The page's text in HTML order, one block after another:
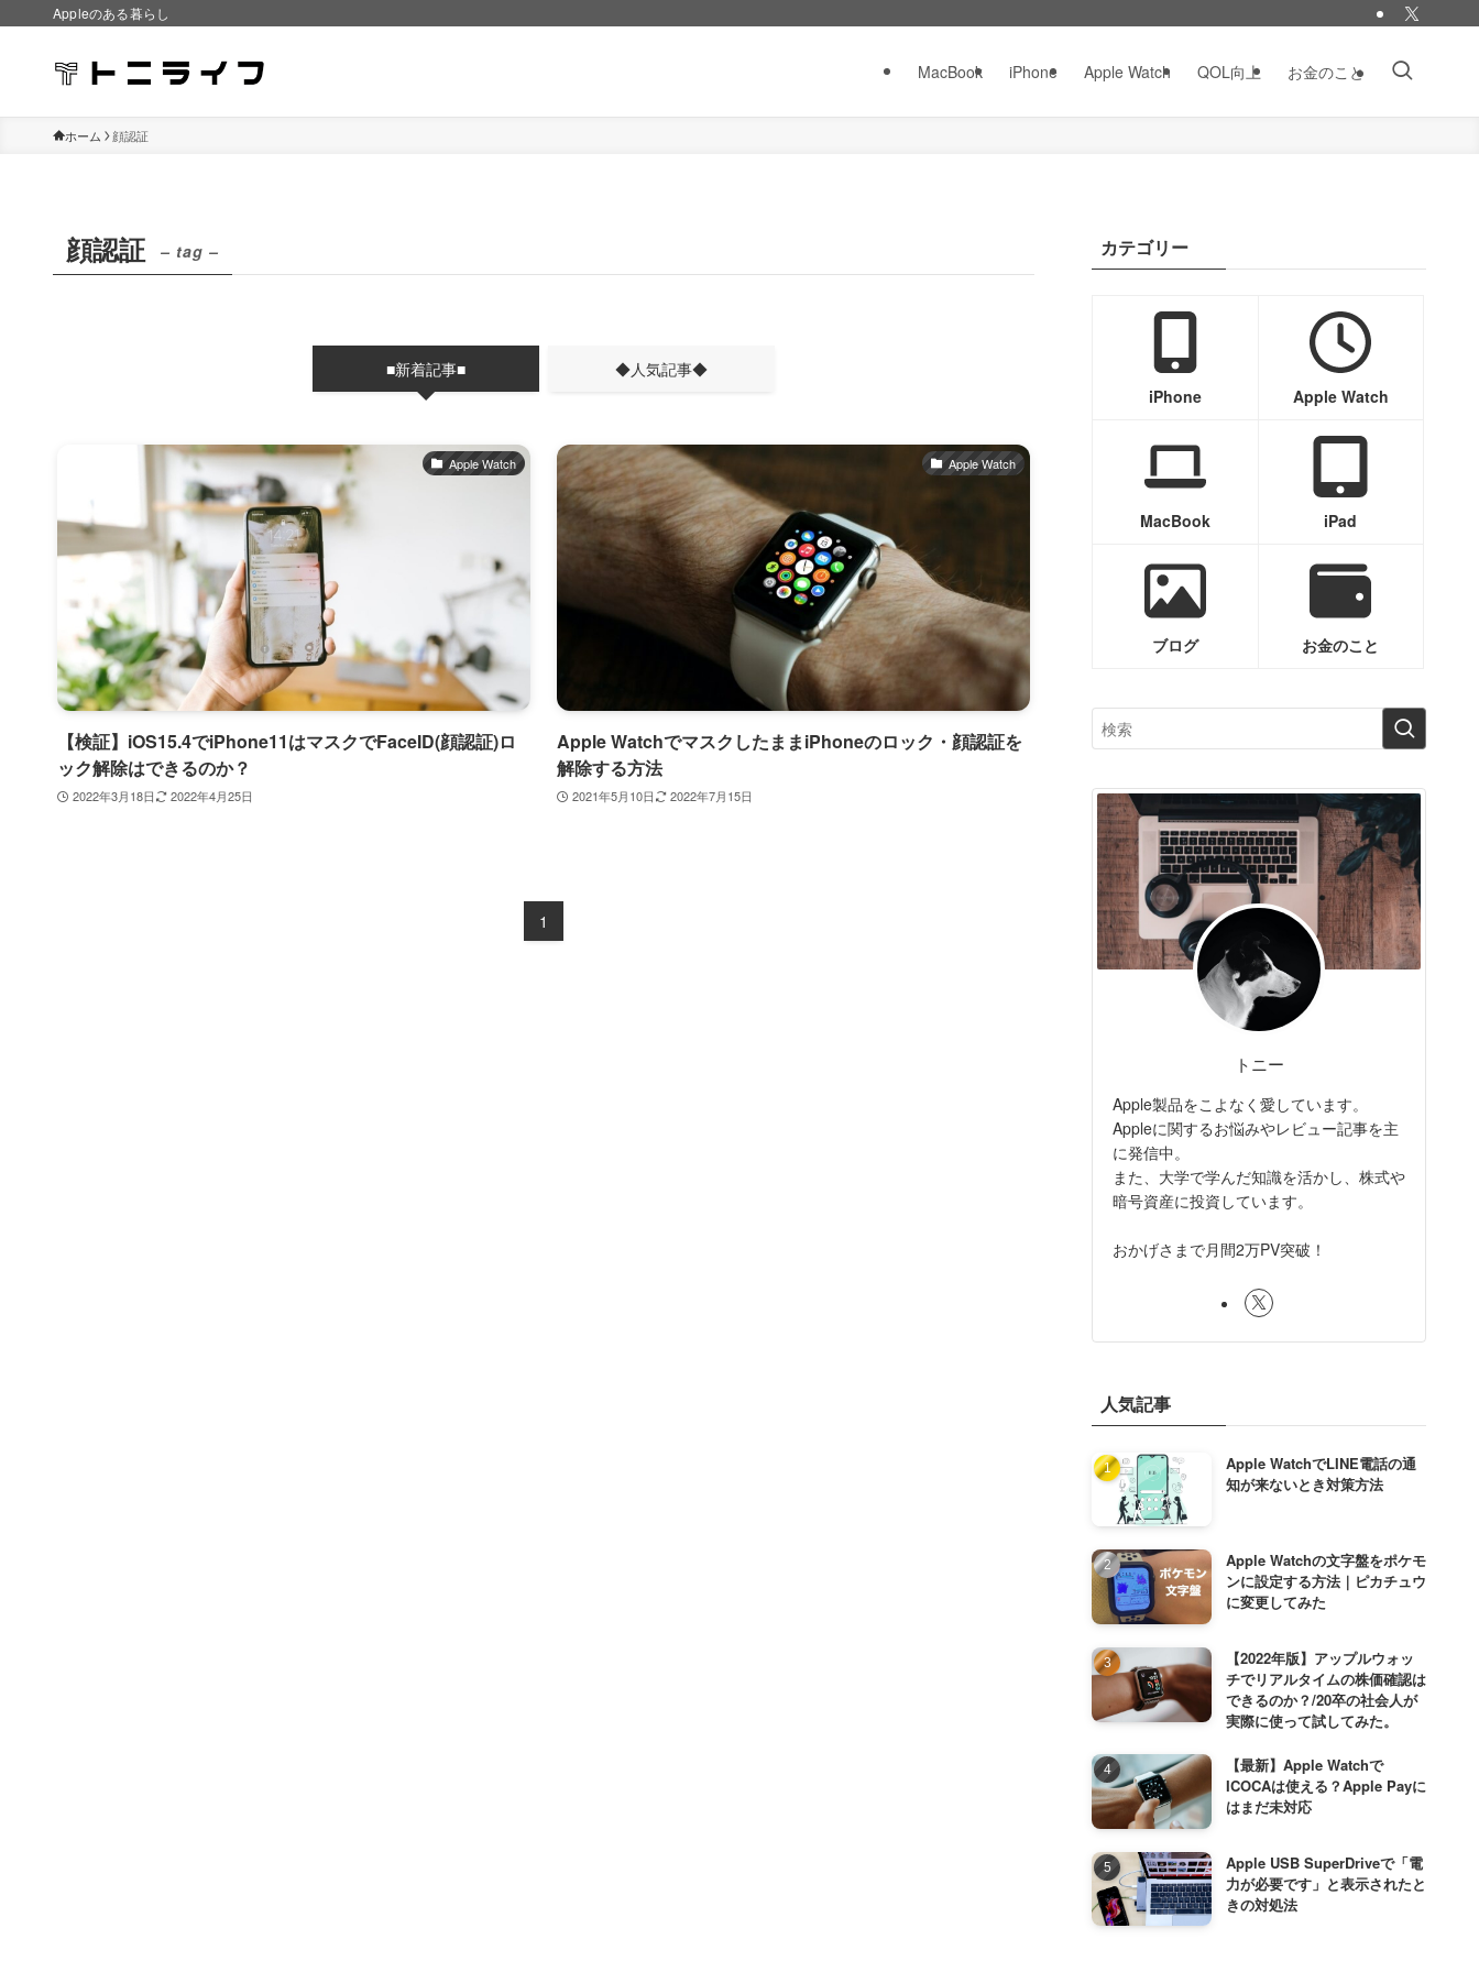
Appleのある暮らし
MacBook iPhone Apple Watch QOL向上 お金のこと
ホーム 顔認証
顔認証 – tag –
■新着記事■ ◆人気記事◆
Apple Watch
【検証】iOS15.4でiPhone11はマスクでFaceID(顔認証)ロ
ック解除はできるのか？
2022年3月18日 2022年4月25日
Apple Watch
Apple WatchでマスクしたままiPhoneのロック・顔認証を
解除する方法
2021年5月10日 2022年7月15日
1
カテゴリー
iPhone Apple Watch
MacBook iPad
ブログ お金のこと
トニー
Apple製品をこよなく愛しています。
Appleに関するお悩みやレビュー記事を主
に発信中。
また、大学で学んだ知識を活かし、株式や
暗号資産に投資しています。
おかげさまで月間2万PV突破！
人気記事
Apple WatchでLINE電話の通
知が来ないとき対策方法
Apple Watchの文字盤をポケモ
ンに設定する方法｜ピカチュウ
に変更してみた
【2022年版】アップルウォッ
チでリアルタイムの株価確認は
できるのか？/20卒の社会人が
実際に使って試してみた。
【最新】Apple Watchで
ICOCAは使える？Apple Payに
はまだ未対応
Apple USB SuperDriveで「電
力が必要です」と表示されたと
きの対処法